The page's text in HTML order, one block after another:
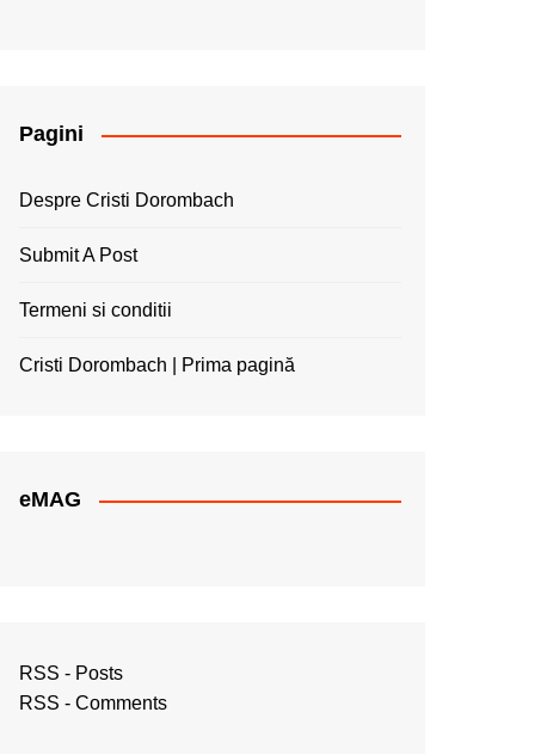
Pagini
Despre Cristi Dorombach
Submit A Post
Termeni si conditii
Cristi Dorombach | Prima pagină
eMAG
RSS - Posts
RSS - Comments